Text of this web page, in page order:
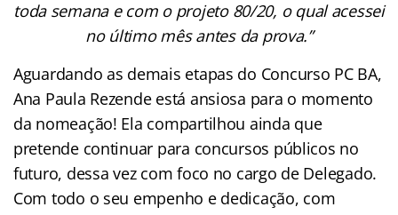
toda semana e com o projeto 80/20, o qual acessei
no último mês antes da prova.”
Aguardando as demais etapas do Concurso PC BA,
Ana Paula Rezende está ansiosa para o momento
da nomeação! Ela compartilhou ainda que
pretende continuar para concursos públicos no
futuro, dessa vez com foco no cargo de Delegado.
Com todo o seu empenho e dedicação, com